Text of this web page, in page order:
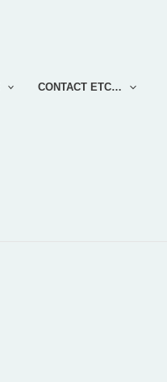
CONTACT ETC…